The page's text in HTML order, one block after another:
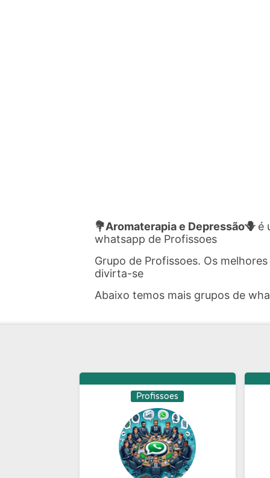
💐Aromaterapia e Depressão🪻 é
whatsapp de Profissoes
Grupo de Profissoes. Os
divirta-se
Abaixo temos mais grupos de
Profissoes